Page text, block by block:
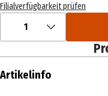
Filialverfügbarkeit prüfen
1
Artikelinfo